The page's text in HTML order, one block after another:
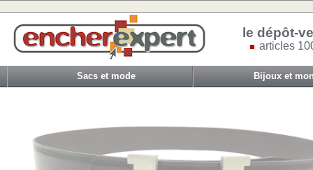
le dépôt-
articles
Sacs et mode Bijoux et